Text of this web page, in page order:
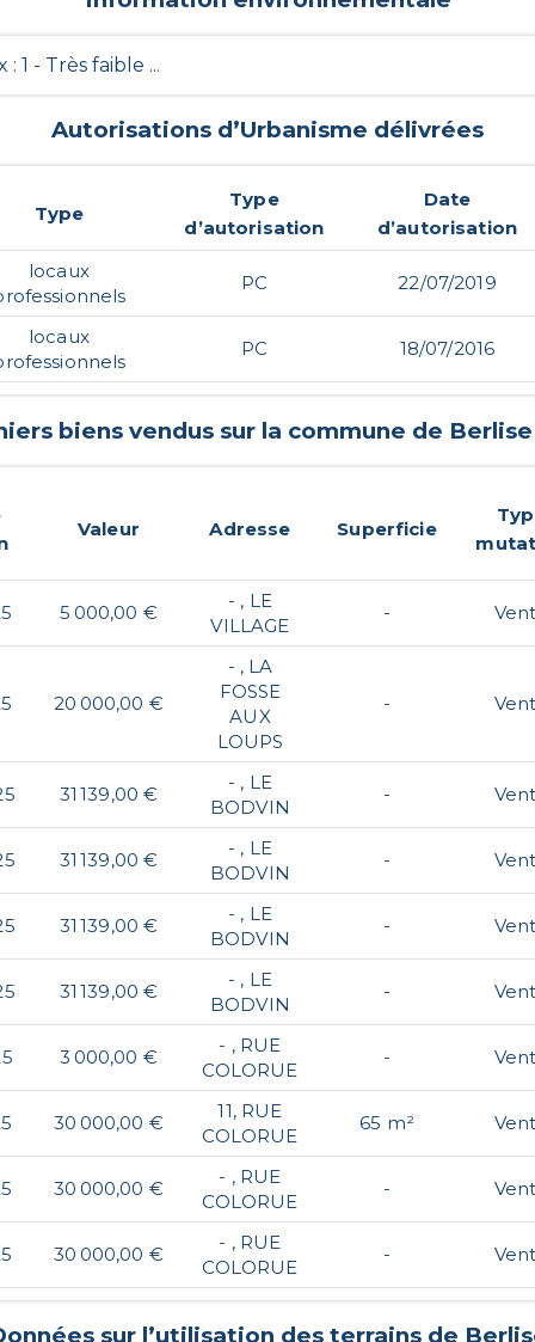
: 1 - Très faible ...
Autorisations d’Urbanisme délivrées
Type
Type
d’autorisation
Date
d’autorisation
locaux
PC 22/07/2019
locaux
PC 18/07/2016
biens vendus sur la commune de Berlise
Valeur Adresse Superficie
5 000,00 €
- , LE
VILLAGE
-
20 000,00 €
- , LA
FOSSE
AUX
LOUPS
-
31 139,00 €
- , LE
BODVIN
-
31 139,00 €
- , LE
BODVIN
-
31 139,00 €
- , LE
BODVIN
-
31 139,00 €
- , LE
BODVIN
-
3 000,00 €
- , RUE
COLORUE
-
30 000,00 €
11, RUE
COLORUE
65 m²
30 000,00 €
- , RUE
COLORUE
-
30 000,00 €
- , RUE
COLORUE
-
sur l’utilisation des terrains de